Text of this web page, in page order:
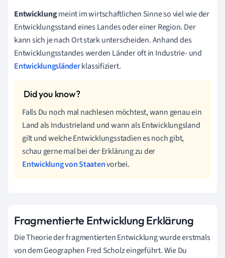
Entwicklungmeint im wirtschaftlichen Sinne so viel wie der
Entwicklungsstand eines Landes oder einer Region. Der
kann sich je nach Ort stark unterscheiden. Anhand des
Entwicklungsstandes werden Länder oft in Industrie- und
Entwicklungsländerklassifiziert.
Falls Du noch mal nachlesen möchtest, wann genau ein
Land als Industrieland und wann als Entwicklungsland
gilt und welche Entwicklungsstadien es noch gibt,
schau gerne mal bei der Erklärung zu der
Entwicklung von Staatenvorbei.
Fragmentierte Entwicklung Erklärung
Die Theorie der fragmentierten Entwicklung wurde erstmals
von dem Geographen Fred Scholz eingeführt. Wie Du